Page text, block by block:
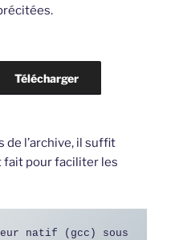
Télécharger
l’archive, il suffit
fait pour faciliter les
natif (gcc) sous